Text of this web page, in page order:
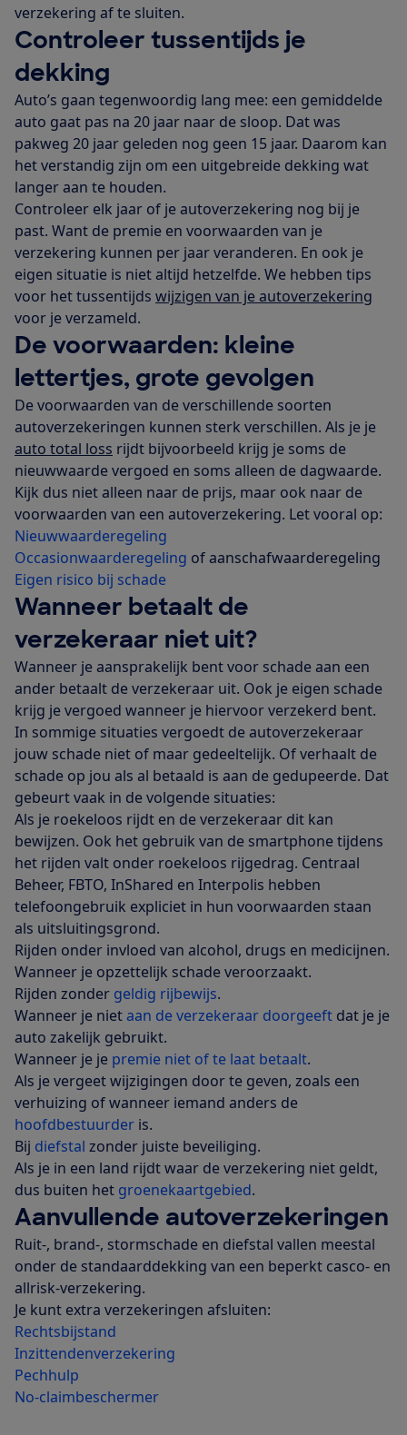
verzekering af te sluiten.
Controleer tussentijds je
dekking
Auto’s gaan tegenwoordig lang mee: een gemiddelde
auto gaat pas na 20 jaar naar de sloop. Dat was
pakweg 20 jaar geleden nog geen 15 jaar. Daarom kan
het verstandig zijn om een uitgebreide dekking wat
langer aan te houden.
Controleer elk jaar of je autoverzekering nog bij je
past. Want de premie en voorwaarden van je
verzekering kunnen per jaar veranderen. En ook je
eigen situatie is niet altijd hetzelfde. We hebben tips
voor het tussentijds wijzigen van je autoverzekering
voor je verzameld.
De voorwaarden: kleine
lettertjes, grote gevolgen
De voorwaarden van de verschillende soorten
autoverzekeringen kunnen sterk verschillen. Als je je
auto total loss rijdt bijvoorbeeld krijg je soms de
nieuwwaarde vergoed en soms alleen de dagwaarde.
Kijk dus niet alleen naar de prijs, maar ook naar de
voorwaarden van een autoverzekering. Let vooral op:
Nieuwwaarderegeling
Occasionwaarderegeling of aanschafwaarderegeling
Eigen risico bij schade
Wanneer betaalt de
verzekeraar niet uit?
Wanneer je aansprakelijk bent voor schade aan een
ander betaalt de verzekeraar uit. Ook je eigen schade
krijg je vergoed wanneer je hiervoor verzekerd bent.
In sommige situaties vergoedt de autoverzekeraar
jouw schade niet of maar gedeeltelijk. Of verhaalt de
schade op jou als al betaald is aan de gedupeerde. Dat
gebeurt vaak in de volgende situaties:
Als je roekeloos rijdt en de verzekeraar dit kan
bewijzen. Ook het gebruik van de smartphone tijdens
het rijden valt onder roekeloos rijgedrag. Centraal
Beheer, FBTO, InShared en Interpolis hebben
telefoongebruik expliciet in hun voorwaarden staan
als uitsluitingsgrond.
Rijden onder invloed van alcohol, drugs en medicijnen.
Wanneer je opzettelijk schade veroorzaakt.
Rijden zonder geldig rijbewijs.
Wanneer je nietaan de verzekeraar doorgeeft dat je je
auto zakelijk gebruikt.
Wanneer je je premie niet of te laat betaalt.
Als je vergeet wijzigingen door te geven, zoals een
verhuizing of wanneer iemand anders de
hoofdbestuurder is.
Bij diefstal zonder juiste beveiliging.
Als je in een land rijdt waar de verzekering niet geldt,
dus buiten het groenekaartgebied.
Aanvullende autoverzekeringen
Ruit-, brand-, stormschade en diefstal vallen meestal
onder de standaarddekking van een beperkt casco- en
allrisk-verzekering.
Je kunt extra verzekeringen afsluiten:
Rechtsbijstand
Inzittendenverzekering
Pechhulp
No-claimbeschermer